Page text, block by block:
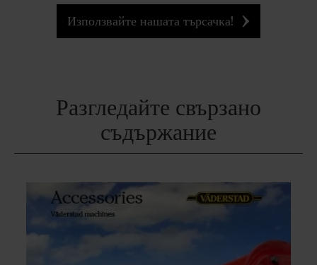
Използвайте нашата търсачка!
Разгледайте свързано
съдържание